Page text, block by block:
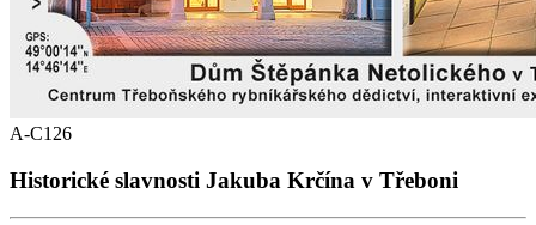
A-C126
Historické slavnosti Jakuba Krčína v Třeboni